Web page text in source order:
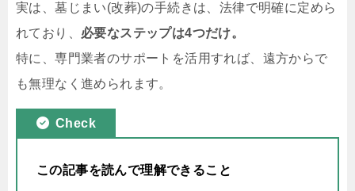
実は、墓じまい(改葬)の手続きは、法律で明確に定めら
れており、 必要なステップは4つだけ。
特に、専門業者のサポートを活用すれば、遠方からで
も無理なく進められます。
Check
この記事を読んで理解できること